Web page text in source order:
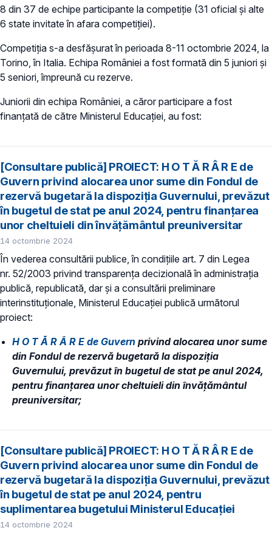
8 din 37 de echipe participante la competiție (31 oficial și alte
6 state invitate în afara competiției).
Competiția s-a desfășurat în perioada 8-11 octombrie 2024, la
Torino, în Italia. Echipa României a fost formată din 5 juniori și
5 seniori, împreună cu rezerve.
Juniorii din echipa României, a căror participare a fost
finanțată de către Ministerul Educației, au fost:
[Consultare publică] PROIECT: H O T Ă R Â R E de
Guvern privind alocarea unor sume din Fondul de
rezervă bugetară la dispoziția Guvernului, prevăzut
în bugetul de stat pe anul 2024, pentru finanțarea
unor cheltuieli din învățământul preuniversitar
14 octombrie 2024
În vederea consultării publice, în condiţiile art. 7 din Legea
nr. 52/2003 privind transparenţa decizională în administraţia
publică, republicată, dar și a consultării preliminare
interinstituționale, Ministerul Educaţiei publică următorul
proiect:
H O T Ă R Â R E de Guvern privind alocarea unor sume
din Fondul de rezervă bugetară la dispoziția
Guvernului, prevăzut în bugetul de stat pe anul 2024,
pentru finanțarea unor cheltuieli din învățământul
preuniversitar;
[Consultare publică] PROIECT: H O T Ă R Â R E de
Guvern privind alocarea unor sume din Fondul de
rezervă bugetară la dispoziția Guvernului, prevăzut
în bugetul de stat pe anul 2024, pentru
suplimentarea bugetului Ministerul Educației
14 octombrie 2024